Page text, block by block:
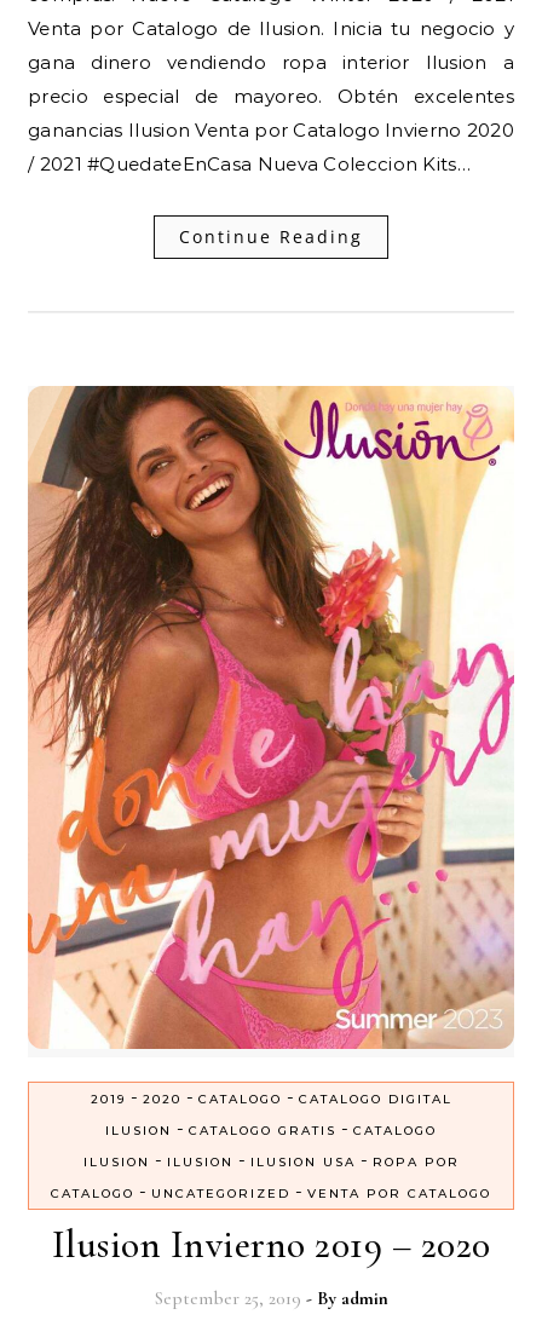
Venta por Catalogo de Ilusion. Inicia tu negocio y
gana dinero vendiendo ropa interior Ilusion a
precio especial de mayoreo. Obtén excelentes
ganancias Ilusion Venta por Catalogo Invierno 2020
/ 2021 #QuedateEnCasa Nueva Coleccion Kits…
Continue Reading
2019 - 2020 - CATALOGO - CATALOGO DIGITAL
ILUSION
- CATALOGO GRATIS - CATALOGO
ILUSION
- ILUSION - ILUSION USA - ROPA POR
CATALOGO - UNCATEGORIZED - VENTA POR CATALOGO
Ilusion Invierno 2019 – 2020
September 25, 2019 - By admin